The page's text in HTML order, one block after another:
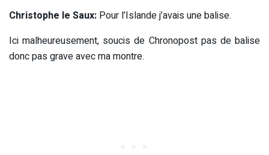
Christophe le Saux: Pour l’Islande j’avais une balise.
Ici malheureusement, soucis de Chronopost pas de balise
donc pas grave avec ma montre.